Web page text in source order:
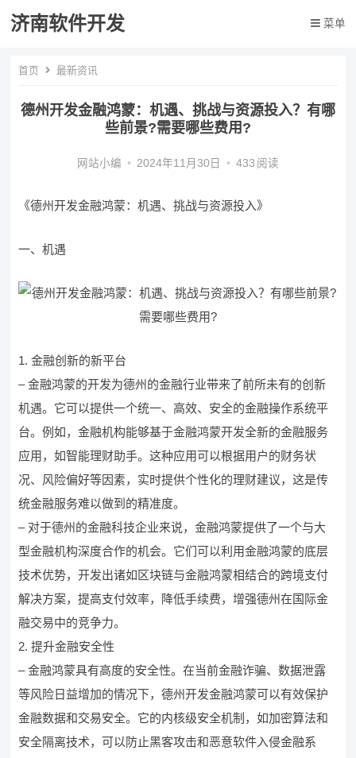
济南软件开发 菜单
首页 最新资讯
德州开发金融鸿蒙：机遇、挑战与资源投入？有哪
些前景?需要哪些费用?
网站小编 • 2024年11月30日 • 433 阅读
《德州开发金融鸿蒙：机遇、挑战与资源投入》
一、机遇
1. 金融创新的新平台
– 金融鸿蒙的开发为德州的金融行业带来了前所未有的创新
机遇。它可以提供一个统一、高效、安全的金融操作系统平
台。例如，金融机构能够基于金融鸿蒙开发全新的金融服务
应用，如智能理财助手。这种应用可以根据用户的财务状
况、风险偏好等因素，实时提供个性化的理财建议，这是传
统金融服务难以做到的精准度。
– 对于德州的金融科技企业来说，金融鸿蒙提供了一个与大
型金融机构深度合作的机会。它们可以利用金融鸿蒙的底层
技术优势，开发出诸如区块链与金融鸿蒙相结合的跨境支付
解决方案，提高支付效率，降低手续费，增强德州在国际金
融交易中的竞争力。
2. 提升金融安全性
– 金融鸿蒙具有高度的安全性。在当前金融诈骗、数据泄露
等风险日益增加的情况下，德州开发金融鸿蒙可以有效保护
金融数据和交易安全。它的内核级安全机制，如加密算法和
安全隔离技术，可以防止黑客攻击和恶意软件入侵金融系